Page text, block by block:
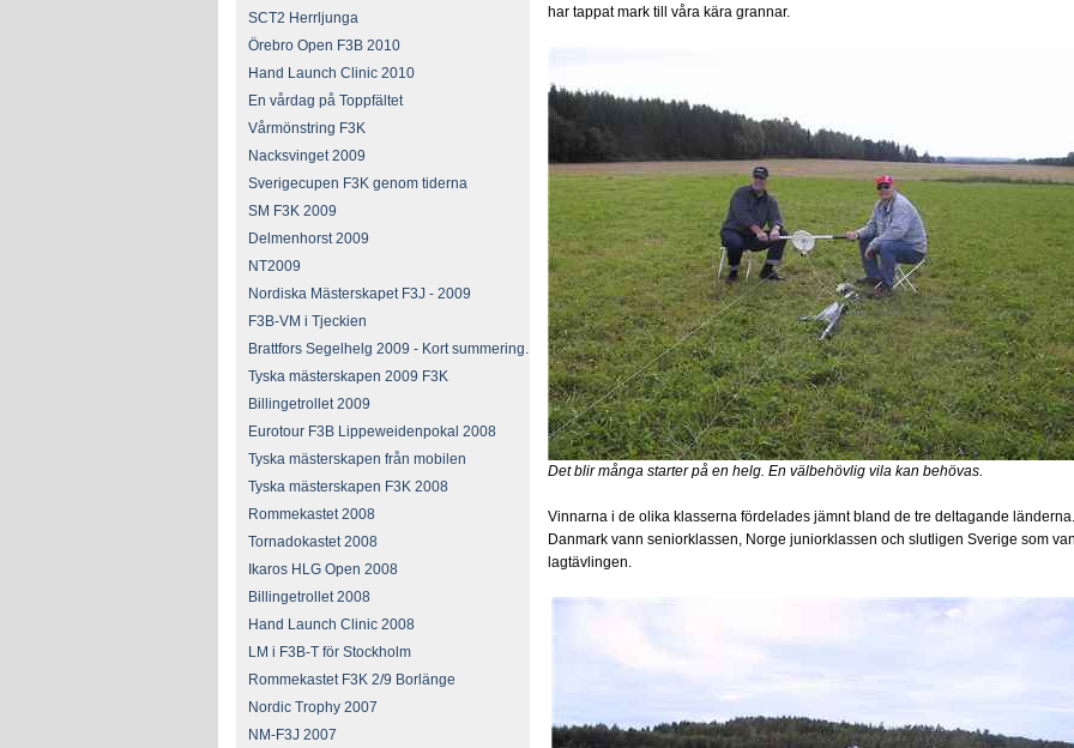
SCT2 Herrljunga
Örebro Open F3B 2010
Hand Launch Clinic 2010
En vårdag på Toppfältet
Vårmönstring F3K
Nacksvinget 2009
Sverigecupen F3K genom tiderna
SM F3K 2009
Delmenhorst 2009
NT2009
Nordiska Mästerskapet F3J - 2009
F3B-VM i Tjeckien
Brattfors Segelhelg 2009 - Kort summering.
Tyska mästerskapen 2009 F3K
Billingetrollet 2009
Eurotour F3B Lippeweidenpokal 2008
Tyska mästerskapen från mobilen
Tyska mästerskapen F3K 2008
Rommekastet 2008
Tornadokastet 2008
Ikaros HLG Open 2008
Billingetrollet 2008
Hand Launch Clinic 2008
LM i F3B-T för Stockholm
Rommekastet F3K 2/9 Borlänge
Nordic Trophy 2007
NM-F3J 2007
har tappat mark till våra kära grannar.
Det blir många starter på en helg. En välbehövlig vila kan behövas.
Vinnarna i de olika klasserna fördelades jämnt bland de tre deltagande länderna.
Danmark vann seniorklassen, Norge juniorklassen och slutligen Sverige som
lagtävlingen.